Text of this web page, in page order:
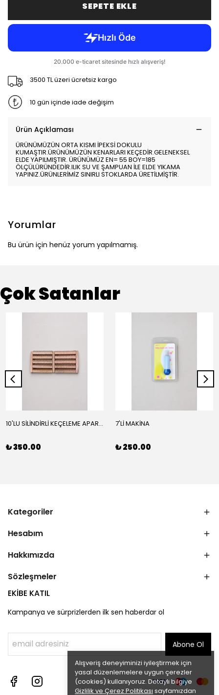
Alışveriş deneyiminizi iyileştirmek için
yasal düzenlemelere uygun çerezler
(cookies) kullanıyoruz. Detaylı bilgiye
Gizlilik ve Çerez Politikası sayfamızdan
SEPETE EKLE
3500 TL üzeri ücretsiz kargo
10 gün içinde iade değişim
Ürün Açıklaması
ÜRÜNÜMÜZÜN ORTA KISMI İPEKSİ DOKULU
KUMAŞTIR.ÜRÜNÜMÜZÜN KENARLARI KEÇEDİR.GELENEKSEL
ELDE YAPILMIŞTIR. ÜRÜNÜMÜZ EN= 55 BOY=185
ÖLÇÜLÜRÜNDEDİR.ILIK SU VE ŞAMPUAN İLE ELDE YIKAMA
YAPINIZ.ÜRÜNLERİMİZ SINIRLI STOKLARDA ÜRETİLMİŞTİR.
Yorumlar
Bu ürün için henüz yorum yapılmamış.
Çok Satanlar
10'LU SİLİNDİRLİ KEÇELEME APARATI
₺ 350.00
7'Lİ MAKİNA
₺ 250.00
Kategoriler
Hesabım
Hakkımızda
Sözleşmeler
EKİBE KATIL
Kampanya ve sürprizlerden ilk sen haberdar ol
Abone Ol